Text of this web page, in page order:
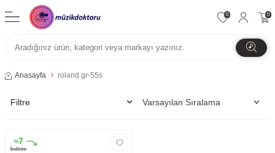
0 0
Anasayfa roland gr-55s
Filtre
%7
İndirim